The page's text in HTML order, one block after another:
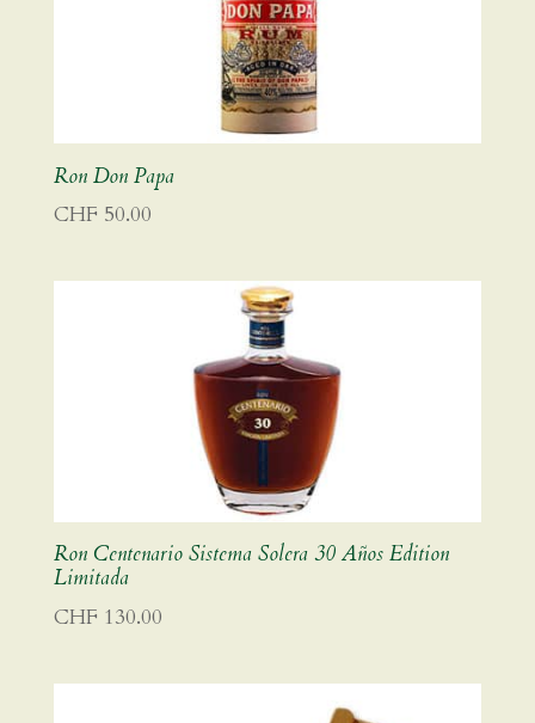
Ron Don Papa
CHF 50.00
Ron Centenario Sistema Solera 30 Años Edition
Limitada
CHF 130.00